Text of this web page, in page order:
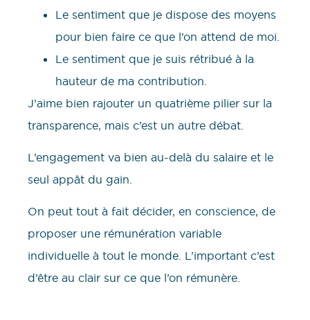
Le sentiment que je dispose des moyens
pour bien faire ce que l’on attend de moi.
Le sentiment que je suis rétribué à la
hauteur de ma contribution.
J’aime bien rajouter un quatrième pilier sur la
transparence, mais c’est un autre débat.
L’engagement va bien au-delà du salaire et le
seul appât du gain.
On peut tout à fait décider, en conscience, de
proposer une rémunération variable
individuelle à tout le monde. L’important c’est
d’être au clair sur ce que l’on rémunère.